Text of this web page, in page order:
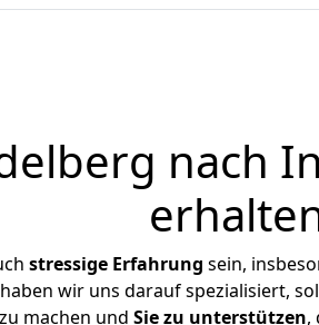
nach
stressige Erfahrung sein,
wir uns darauf spezialisiert,
machen und Sie zu unterstützen,